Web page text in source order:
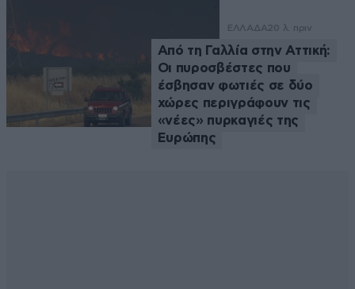
ΕΛΛΑΔΑ20 λ. πριν
Από τη Γαλλία στην Αττική:
Οι πυροσβέστες που
έσβησαν φωτιές σε δύο
χώρες περιγράφουν τις
«νέες» πυρκαγιές της
Ευρώπης